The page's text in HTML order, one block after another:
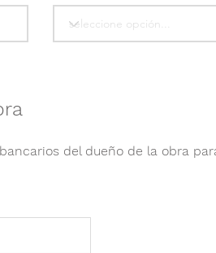
del dueño de la obra